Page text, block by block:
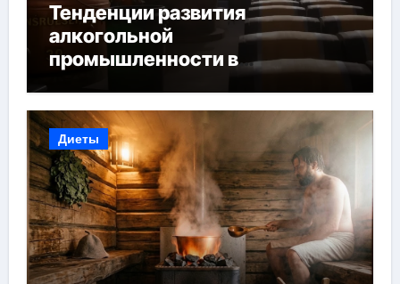
Тенденции развития
алкогольной
промышленности в
Диеты